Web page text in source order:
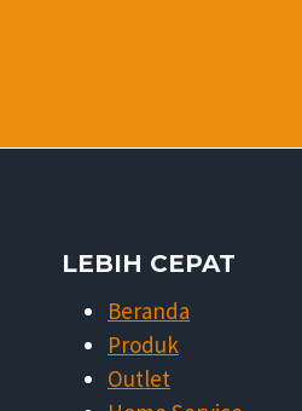
LEBIH CEPAT
Beranda
Produk
Outlet